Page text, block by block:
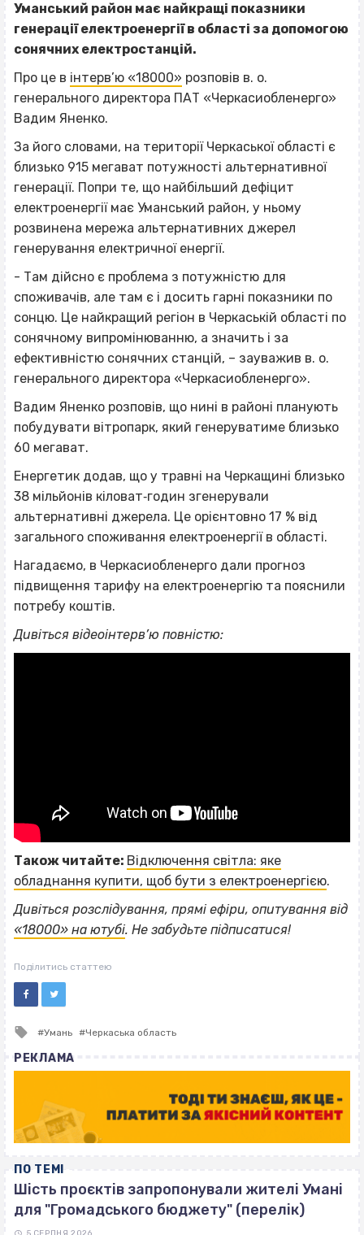
Уманський район має найкращі показники
генерації електроенергії в області за допомогою
сонячних електростанцій.
Про це в інтерв’ю «18000» розповів в. о.
генерального директора ПАТ «Черкасиобленерго»
Вадим Яненко.
За його словами, на території Черкаської області є
близько 915 мегават потужності альтернативної
генерації. Попри те, що найбільший дефіцит
електроенергії має Уманський район, у ньому
розвинена мережа альтернативних джерел
генерування електричної енергії.
- Там дійсно є проблема з потужністю для
споживачів, але там є і досить гарні показники по
сонцю. Це найкращий регіон в Черкаській області по
сонячному випромінюванню, а значить і за
ефективністю сонячних станцій, – зауважив в. о.
генерального директора «Черкасиобленерго».
Вадим Яненко розповів, що нині в районі планують
побудувати вітропарк, який генеруватиме близько
60 мегават.
Енергетик додав, що у травні на Черкащині близько
38 мільйонів кіловат‐годин згенерували
альтернативні джерела. Це орієнтовно 17 % від
загального споживання електроенергії в області.
Нагадаємо, в Черкасиобленерго дали прогноз
підвищення тарифу на електроенергію та пояснили
потребу коштів.
Дивіться відеоінтерв’ю повністю:
Також читайте: Відключення світла: яке
обладнання купити, щоб бути з електроенергією.
Дивіться розслідування, прямі ефіри, опитування від
«18000» на ютубі. Не забудьте підписатися!
Поділитись статтею
Tagged
Умань Черкаська область
РЕКЛАМА
ПО ТЕМІ
Шість проєктів запропонували жителі Умані
для "Громадського бюджету" (перелік)